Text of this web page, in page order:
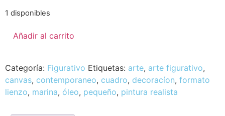
1 disponibles
Añadir al carrito
Categoría: Figurativo Etiquetas: arte, arte figurativo,
canvas, contemporaneo, cuadro, decoracíon, formato
lienzo, marina, óleo, pequeño, pintura realista